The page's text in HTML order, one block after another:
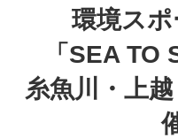
環境ス
「SEA TO
糸魚川・上